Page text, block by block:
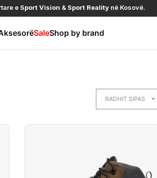
e Sport Vision & Sport Reality në Kosovë.
SaleShop by brand
RADHIT SIPAS